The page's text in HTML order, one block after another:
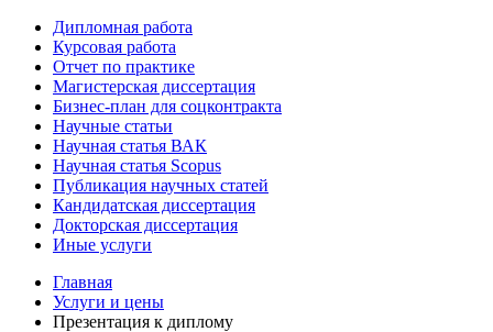
Дипломная работа
Курсовая работа
Отчет по практике
Магистерская диссертация
Бизнес-план для соцконтракта
Научные статьи
Научная статья ВАК
Научная статья Scopus
Публикация научных статей
Кандидатская диссертация
Докторская диссертация
Иные услуги
Главная
Услуги и цены
Презентация к диплому